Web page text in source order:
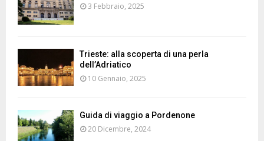
3 Febbraio, 2025
Trieste: alla scoperta di una perla
dell’Adriatico
10 Gennaio, 2025
Guida di viaggio a Pordenone
20 Dicembre, 2024